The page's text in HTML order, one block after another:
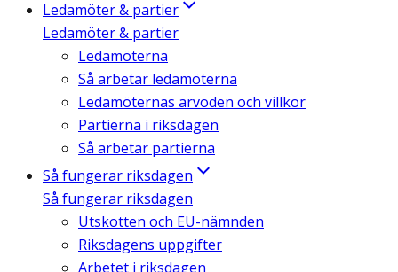
Ledamöter & partier
Ledamöter & partier
Ledamöterna
Så arbetar ledamöterna
Ledamöternas arvoden och villkor
Partierna i riksdagen
Så arbetar partierna
Så fungerar riksdagen
Så fungerar riksdagen
Utskotten och EU-nämnden
Riksdagens uppgifter
Arbetet i riksdagen